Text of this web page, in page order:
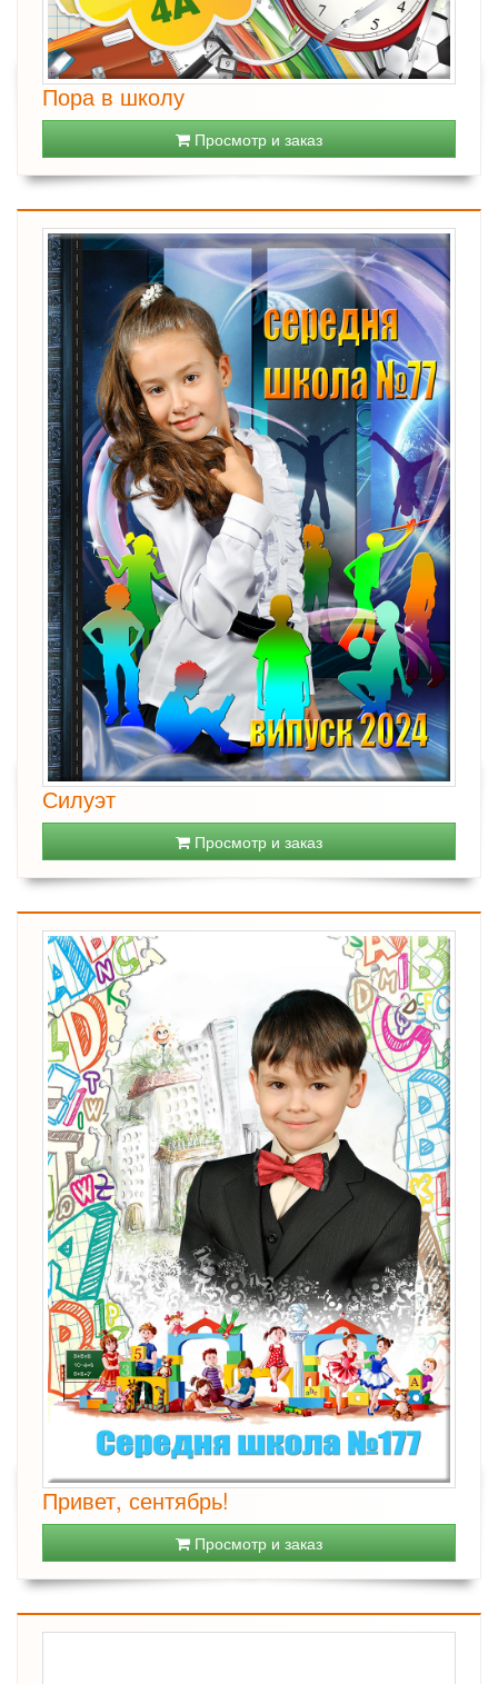
Пора в школу
Просмотр и заказ
Силуэт
Просмотр и заказ
Привет, сентябрь!
Просмотр и заказ